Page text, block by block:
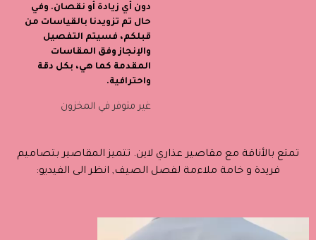
دون أي زيادة أو نقصان. وفي
حال تم تزويدنا بالقياسات من
قبلكم، فسيتم التفصيل
والإنجاز وفق المقاسات
المقدمة كما هي، بكل دقة
واحترافية.
غير متوفر في المخزون
تمتع بالأناقة مع مقاصير عذاري لاين. تتميز المقاصير بتصاميم
فريدة و خامة ملاءمة لفصل الصيف, انظر الى الفيديو: